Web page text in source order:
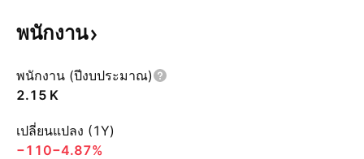
พนักงาน
พนักงาน (ปีงบประมาณ)
‪2.15 K‬
เปลี่ยนแปลง (1Y)
−110−4.87%